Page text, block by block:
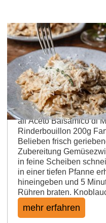
Karamellisierte
Zutaten für 2 - 4
Knoblauchzehen 3 EL
Zweige Thymian 1 EL
all’Aceto Balsamico di
Rinderbouillon 200g
Belieben frisch
Zubereitung
in feine Scheiben
in einer tiefen Pfanne
hineingeben und 5
Rühren braten.
mehr erfahren